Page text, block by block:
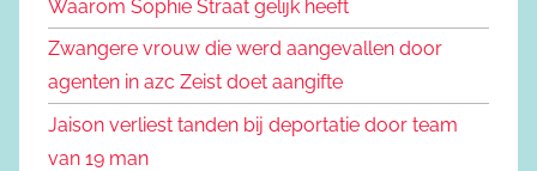
Waarom Sophie Straat gelijk heeft
Zwangere vrouw die werd aangevallen door
agenten in azc Zeist doet aangifte
Jaison verliest tanden bij deportatie door team
van 19 man